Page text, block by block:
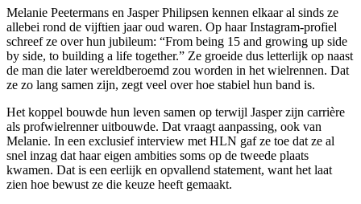
Melanie Peetermans en Jasper Philipsen kennen elkaar al sinds ze
allebei rond de vijftien jaar oud waren. Op haar Instagram-profiel
schreef ze over hun jubileum: “From being 15 and growing up side
by side, to building a life together.” Ze groeide dus letterlijk op naast
de man die later wereldberoemd zou worden in het wielrennen. Dat
ze zo lang samen zijn, zegt veel over hoe stabiel hun band is.
Het koppel bouwde hun leven samen op terwijl Jasper zijn carrière
als profwielrenner uitbouwde. Dat vraagt aanpassing, ook van
Melanie. In een exclusief interview met HLN gaf ze toe dat ze al
snel inzag dat haar eigen ambities soms op de tweede plaats
kwamen. Dat is een eerlijk en opvallend statement, want het laat
zien hoe bewust ze die keuze heeft gemaakt.